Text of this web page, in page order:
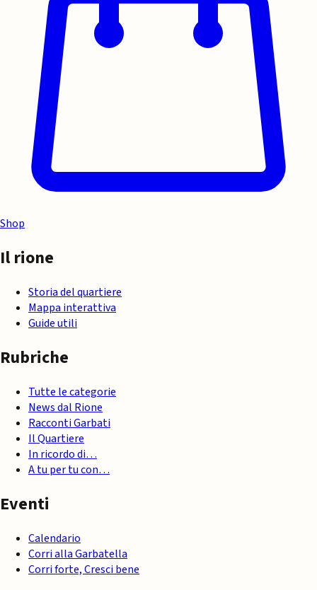
Shop
Il rione
Storia del quartiere
Mappa interattiva
Guide utili
Rubriche
Tutte le categorie
News dal Rione
Racconti Garbati
Il Quartiere
In ricordo di…
A tu per tu con…
Eventi
Calendario
Corri alla Garbatella
Corri forte, Cresci bene